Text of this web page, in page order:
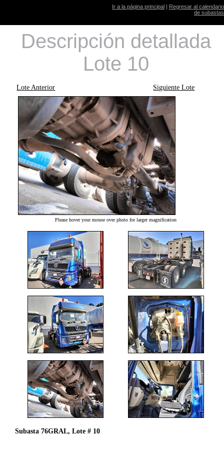
Ir a la página principal | Regresar al calendario
de subastas
Descripción detallada
Lote 10
Lote Anterior Siguiente Lote
Please hover your mouse over photo for larger magnification
Subasta 76GRAL, Lote # 10